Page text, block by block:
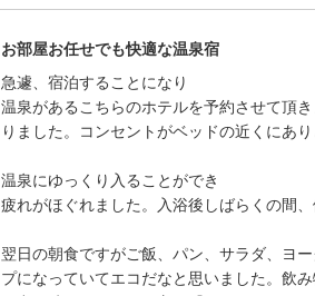
お部屋お任せでも快適な温泉宿
急遽、宿泊することになり
温泉があるこちらのホテルを予約させて頂
りました。コンセントがベッドの近くにあり
温泉にゆっくり入ることができ
疲れがほぐれました。入浴後しばらくの間、
翌日の朝食ですがご飯、パン、サラダ、ヨ
プになっていてエコだなと思いました。飲